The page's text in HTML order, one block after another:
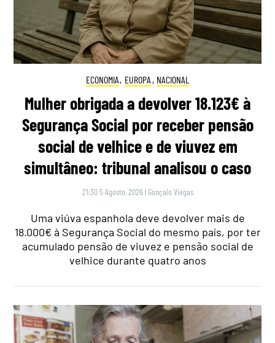
ECONOMIA, EUROPA , NACIONAL
Mulher obrigada a devolver 18.123€ à
Segurança Social por receber pensão
social de velhice e de viuvez em
simultâneo: tribunal analisou o caso
21:30 5 Agosto, 2026 | Gonçalo Viegas
Uma viúva espanhola deve devolver mais de
18.000€ à Segurança Social do mesmo país, por ter
acumulado pensão de viuvez e pensão social de
velhice durante quatro anos